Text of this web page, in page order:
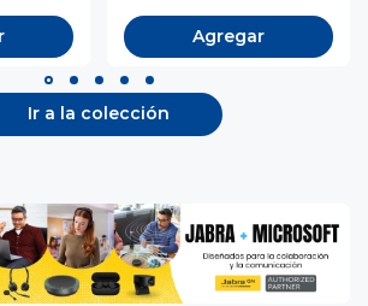
Agregar
Ir a la colección